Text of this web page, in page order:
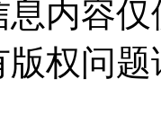
内容
权问